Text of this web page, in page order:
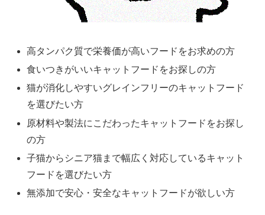
高タンパク質で栄養価が高いフードをお求めの方
食いつきがいいキャットフードをお探しの方
猫が消化しやすいグレインフリーのキャットフード
を選びたい方
原材料や製法にこだわったキャットフードをお探し
の方
子猫からシニア猫まで幅広く対応しているキャット
フードを選びたい方
無添加で安心・安全なキャットフードが欲しい方